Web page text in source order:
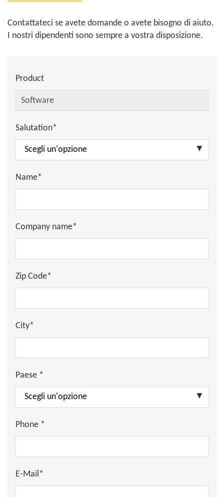
Contattateci se avete domande o avete bisogno di aiuto.
I nostri dipendenti sono sempre a vostra disposizione.
Product
Salutation*
Name*
Company name*
Zip Code*
City*
Paese *
Phone *
E-Mail*